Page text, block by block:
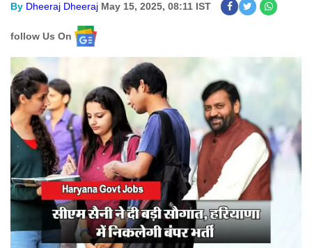
By Dheeraj Dheeraj May 15, 2025, 08:11 IST
follow Us On